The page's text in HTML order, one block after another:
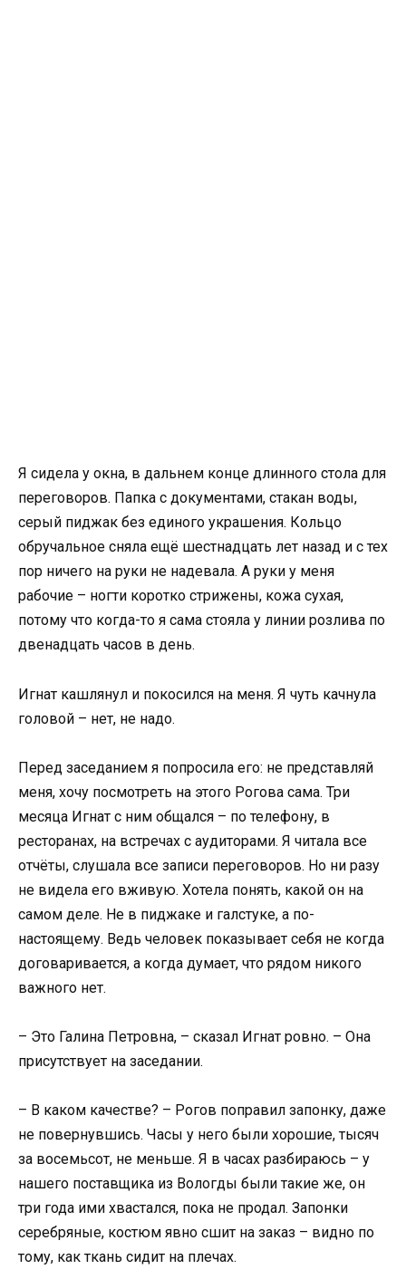
Я сидела у окна, в дальнем конце длинного стола для
переговоров. Папка с документами, стакан воды,
серый пиджак без единого украшения. Кольцо
обручальное сняла ещё шестнадцать лет назад и с тех
пор ничего на руки не надевала. А руки у меня
рабочие – ногти коротко стрижены, кожа сухая,
потому что когда-то я сама стояла у линии розлива по
двенадцать часов в день.
Игнат кашлянул и покосился на меня. Я чуть качнула
головой – нет, не надо.
Перед заседанием я попросила его: не представляй
меня, хочу посмотреть на этого Рогова сама. Три
месяца Игнат с ним общался – по телефону, в
ресторанах, на встречах с аудиторами. Я читала все
отчёты, слушала все записи переговоров. Но ни разу
не видела его вживую. Хотела понять, какой он на
самом деле. Не в пиджаке и галстуке, а по-
настоящему. Ведь человек показывает себя не когда
договаривается, а когда думает, что рядом никого
важного нет.
– Это Галина Петровна, – сказал Игнат ровно. – Она
присутствует на заседании.
– В каком качестве? – Рогов поправил запонку, даже
не повернувшись. Часы у него были хорошие, тысяч
за восемьсот, не меньше. Я в часах разбираюсь – у
нашего поставщика из Вологды были такие же, он
три года ими хвастался, пока не продал. Запонки
серебряные, костюм явно сшит на заказ – видно по
тому, как ткань сидит на плечах.